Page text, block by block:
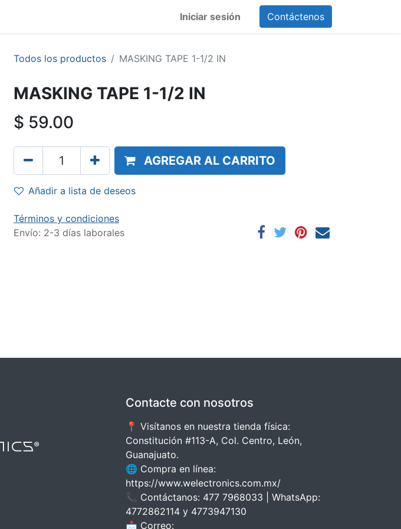
Iniciar sesión Contáctenos
Todos los productos MASKING TAPE 1-1/2 IN
MASKING TAPE 1-1/2 IN
$ 59.00
AGREGAR AL CARRITO
Añadir a lista de deseos
Términos y condiciones
Envío: 2-3 días laborales
Contacte con nosotros
📍 Visítanos en nuestra tienda física:
Constitución #113-A, Col. Centro, León,
Guanajuato.
🌐 Compra en línea:
https://www.welectronics.com.mx/
📞 Contáctanos: 477 7968033 | WhatsApp:
4772862114 y 4773947130
📩 Correo: